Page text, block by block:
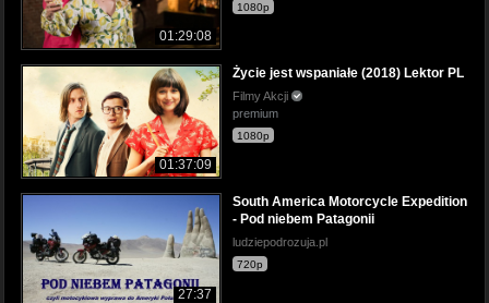
01:29:08
1080p
01:37:09
Życie jest wspaniałe (2018) Lektor PL
Filmy Akcji
premium
1080p
27:37
South America Motorcycle Expedition
- Pod niebem Patagonii
ludziepodrozuja.pl
720p